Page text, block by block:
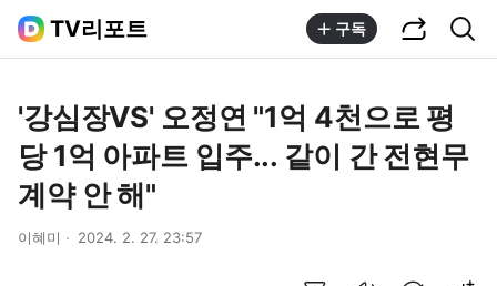
TV리포트 구독
'강심장VS' 오정연 "1억 4천으로 평
당 1억 아파트 입주... 같이 간 전현무
계약 안 해"
이혜미 2024. 2. 27. 23:57